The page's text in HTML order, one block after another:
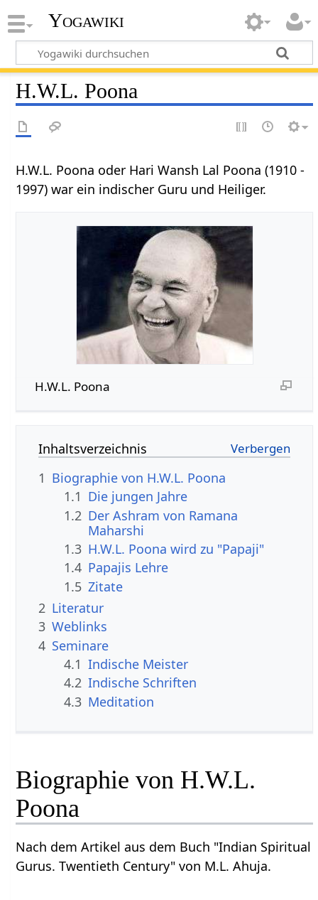
Yogawiki
H.W.L. Poona
H.W.L. Poona oder Hari Wansh Lal Poona (1910 -
1997) war ein indischer Guru und Heiliger.
H.W.L. Poona
Inhaltsverzeichnis
1 Biographie von H.W.L. Poona
1.1 Die jungen Jahre
1.2 Der Ashram von Ramana
Maharshi
1.3 H.W.L. Poona wird zu "Papaji"
1.4 Papajis Lehre
1.5 Zitate
2 Literatur
3 Weblinks
4 Seminare
4.1 Indische Meister
4.2 Indische Schriften
4.3 Meditation
Biographie von H.W.L.
Poona
Nach dem Artikel aus dem Buch "Indian Spiritual
Gurus. Twentieth Century" von M.L. Ahuja.